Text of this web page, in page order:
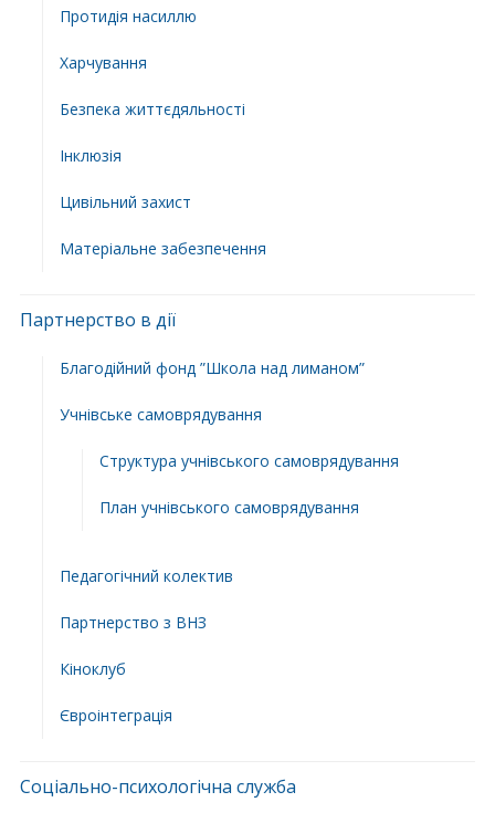
Протидія насиллю
Харчування
Безпека життєдяльності
Інклюзія
Цивільний захист
Матеріальне забезпечення
Партнерство в дії
Благодійний фонд ”Школа над лиманом”
Учнівське самоврядування
Структура учнiвського самоврядування
План учнiвського самоврядування
Педагогічний колектив
Партнерство з ВНЗ
Кіноклуб
Євроінтеграція
Соціально-психологічна служба